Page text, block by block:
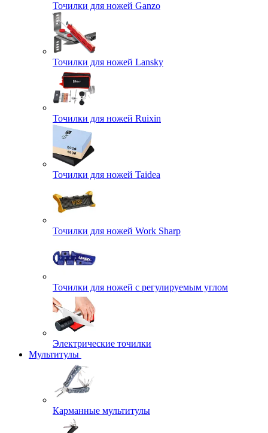
Точилки для ножей Ganzo
Точилки для ножей Lansky
Точилки для ножей Ruixin
Точилки для ножей Taidea
Точилки для ножей Work Sharp
Точилки для ножей с регулируемым углом
Электрические точилки
Мультитулы
Карманные мультитулы